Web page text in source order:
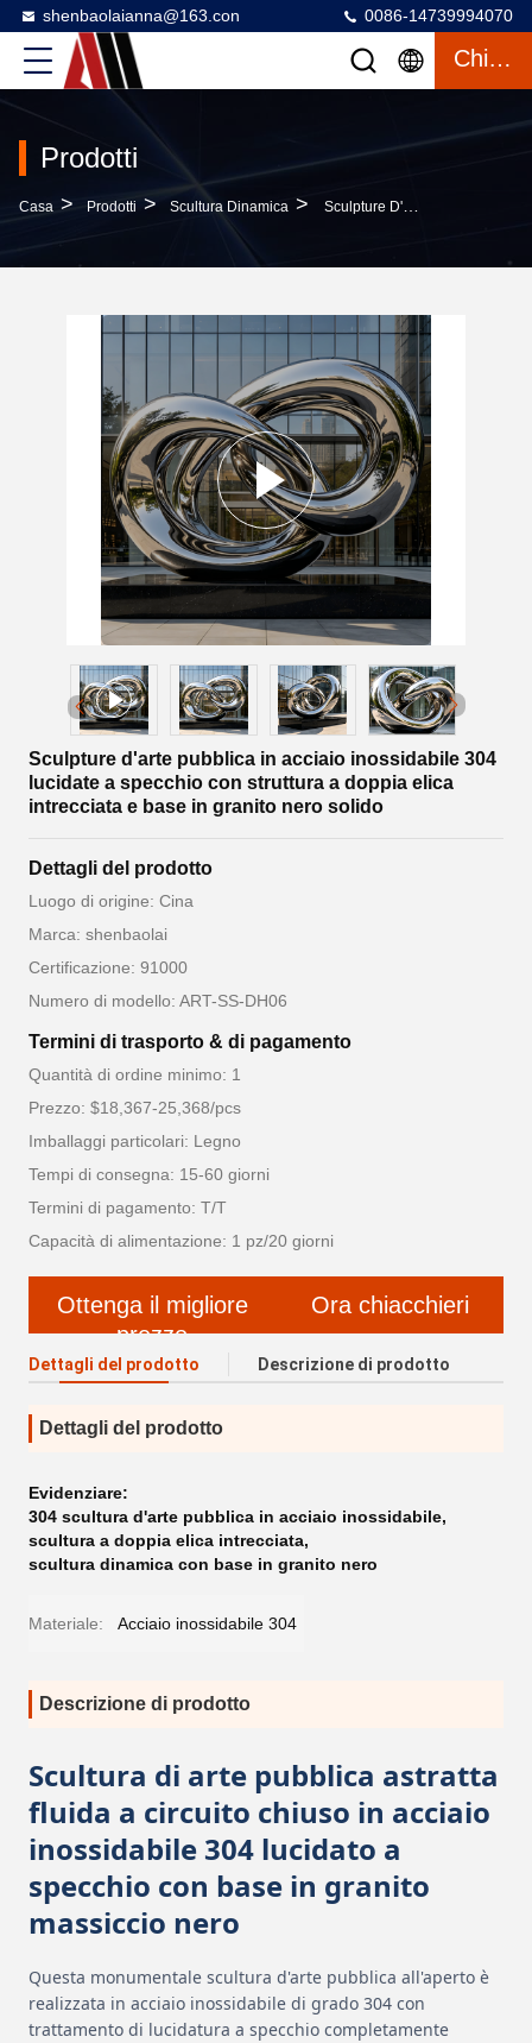
shenbaolaianna@163.con 0086-14739994070
Chiacchierata
Prodotti
Casa > Prodotti > Scultura Dinamica > Sculpture D'arte Pubblica In Acciaio Inossidabile 304 Lucidate A Specchio Con Struttura A Doppia Elica Intrecciata E Base In Granito Nero Solido
Sculpture d'arte pubblica in acciaio inossidabile 304
lucidate a specchio con struttura a doppia elica
intrecciata e base in granito nero solido
Dettagli del prodotto
Luogo di origine: Cina
Marca: shenbaolai
Certificazione: 91000
Numero di modello: ART-SS-DH06
Termini di trasporto & di pagamento
Quantità di ordine minimo: 1
Prezzo: $18,367-25,368/pcs
Imballaggi particolari: Legno
Tempi di consegna: 15-60 giorni
Termini di pagamento: T/T
Capacità di alimentazione: 1 pz/20 giorni
Ottenga il migliore
prezzo
Ora chiacchieri
Dettagli del prodotto Descrizione di prodotto
Dettagli del prodotto
Evidenziare:
304 scultura d'arte pubblica in acciaio inossidabile,
scultura a doppia elica intrecciata,
scultura dinamica con base in granito nero
Materiale: Acciaio inossidabile 304
Descrizione di prodotto
Scultura di arte pubblica astratta
fluida a circuito chiuso in acciaio
inossidabile 304 lucidato a
specchio con base in granito
massiccio nero
Questa monumentale scultura d'arte pubblica all'aperto è
realizzata in acciaio inossidabile di grado 304 con
trattamento di lucidatura a specchio completamente